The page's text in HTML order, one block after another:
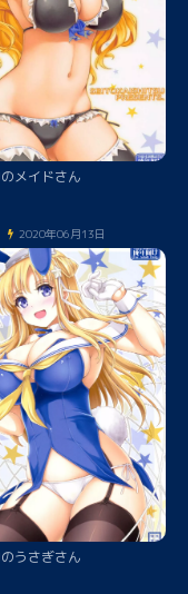
メイドさん
2020年06月13日
うさぎさん